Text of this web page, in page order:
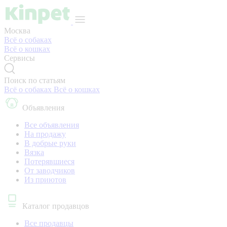
Москва
Всё о собаках
Всё о кошках
Сервисы
Поиск по статьям
Всё о собаках Всё о кошках
Объявления
Все объявления
На продажу
В добрые руки
Вязка
Потерявшиеся
От заводчиков
Из приютов
Каталог продавцов
Все продавцы